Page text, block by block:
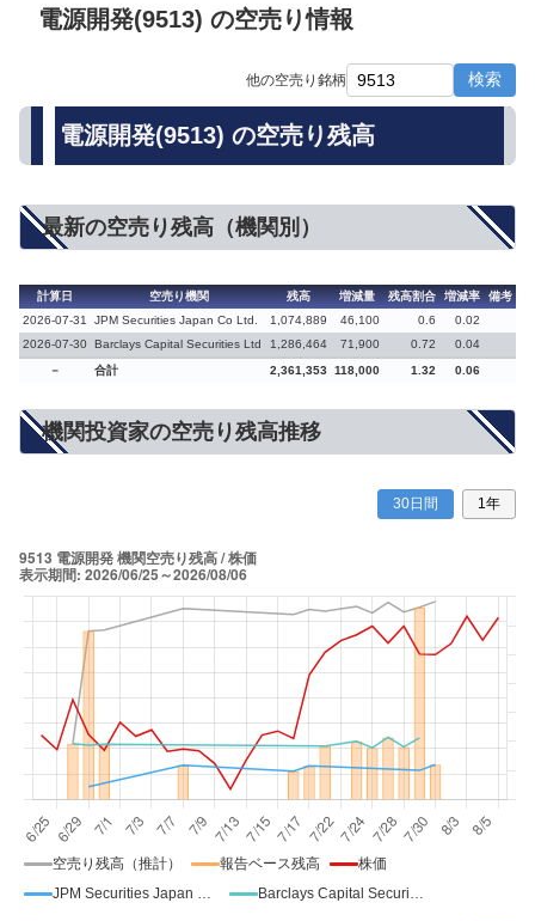
電源開発(9513) の空売り情報
他の空売り銘柄 検索
電源開発(9513) の空売り残高
最新の空売り残高（機関別）
計算日 空売り機関 残高 増減量 残高割合 増減率
備考
2026-07-31
JPM Securities Japan Co Ltd. 1,074,889 46,100 0.6
0.02
2026-07-30 Barclays Capital Securities Ltd 1,286,464 71,900 0.72
0.04
－
合計 2,361,353 118,000 1.32 0.06
機関投資家の空売り残高推移
30日間 1年
空売り残高（推計） 報告ベース残高
株価
JPM Securities Japan Co Ltd.
Barclays Capital Securities Ltd